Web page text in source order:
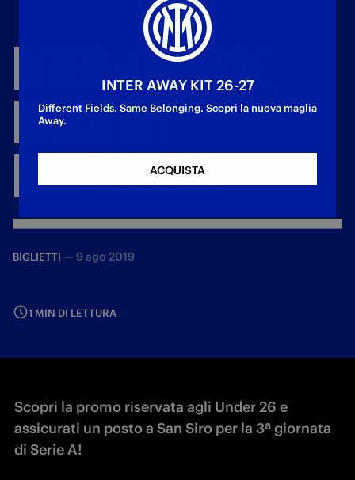
INTER-UDINESE,
BIGLIETTI
DISPONIBILI!
BIGLIETTI — 9 ago 2019
1 MIN DI LETTURA
Scopri la promo riservata agli Under 26 e
assicurati un posto a San Siro per la 3ª giornata
di Serie A!
INTER AWAY KIT 26-27
Different Fields. Same Belonging. Scopri la nuova maglia
Away.
ACQUISTA